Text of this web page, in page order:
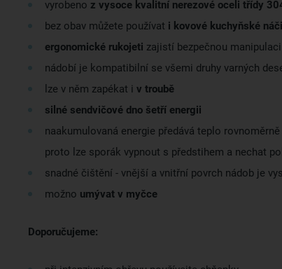
vyrobeno z vysoce kvalitní nerezové oceli třídy
bez obav můžete používat i kovové kuchyňské
ergonomické rukojeti zajistí bezpečnou manipulaci
nádobí je kompatibilní se všemi druhy varných
lze v něm zapékat i v troubě
silné sendvičové dno šetří energii
naakumulovaná energie předává teplo rovnoměrně
proto lze sporák vypnout s předstihem a nechat
snadné čištění - vnější a vnitřní povrch nádob je
možno umývat v myčce
Doporučujeme: